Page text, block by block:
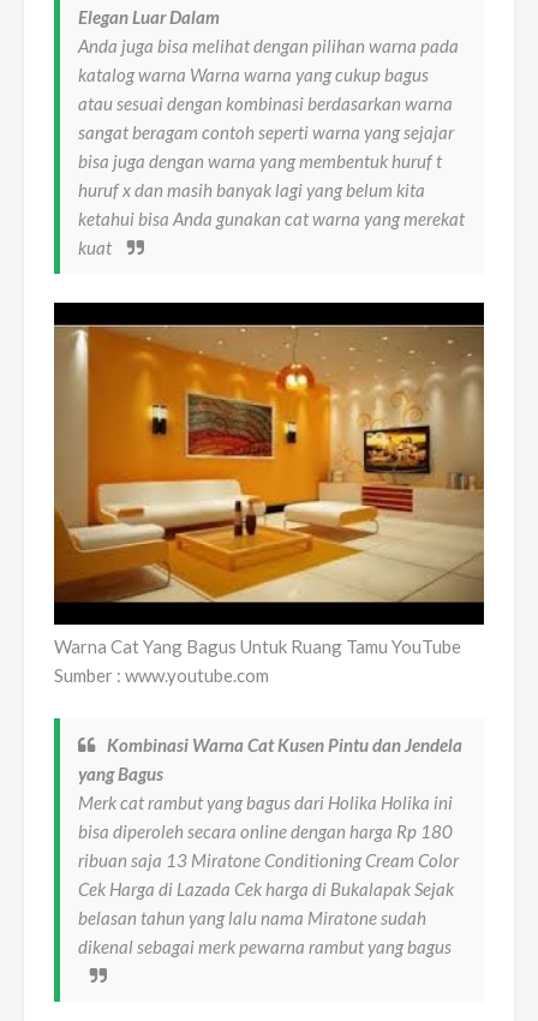
Elegan Luar Dalam
Anda juga bisa melihat dengan pilihan warna pada
katalog warna Warna warna yang cukup bagus
atau sesuai dengan kombinasi berdasarkan warna
sangat beragam contoh seperti warna yang sejajar
bisa juga dengan warna yang membentuk huruf t
huruf x dan masih banyak lagi yang belum kita
ketahui bisa Anda gunakan cat warna yang merekat
kuat
Warna Cat Yang Bagus Untuk Ruang Tamu YouTube
Sumber : www.youtube.com
Kombinasi Warna Cat Kusen Pintu dan Jendela
yang Bagus
Merk cat rambut yang bagus dari Holika Holika ini
bisa diperoleh secara online dengan harga Rp 180
ribuan saja 13 Miratone Conditioning Cream Color
Cek Harga di Lazada Cek harga di Bukalapak Sejak
belasan tahun yang lalu nama Miratone sudah
dikenal sebagai merk pewarna rambut yang bagus